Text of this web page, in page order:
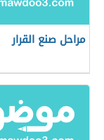
مراحل صنع القرار